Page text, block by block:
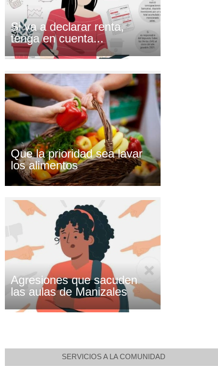
Si va a declarar renta,
tenga en cuenta...
Que la prioridad sea lavar
los alimentos
Agresiones que sacuden
las aulas de Manizales
SERVICIOS A LA COMUNIDAD